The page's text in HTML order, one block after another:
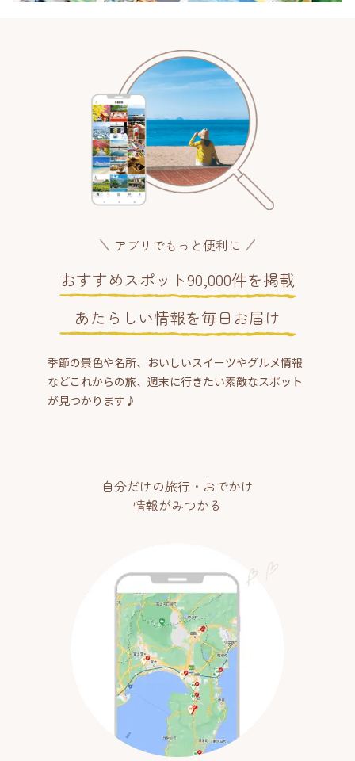
アプリでもっと便利に
おすすめスポット90,000件を掲載
あたらしい情報を毎日お届け
季節の景色や名所、おいしいスイーツやグルメ情報
などこれからの旅、週末に行きたい素敵なスポット
が見つかります♪
自分だけの旅行・おでかけ
情報がみつかる